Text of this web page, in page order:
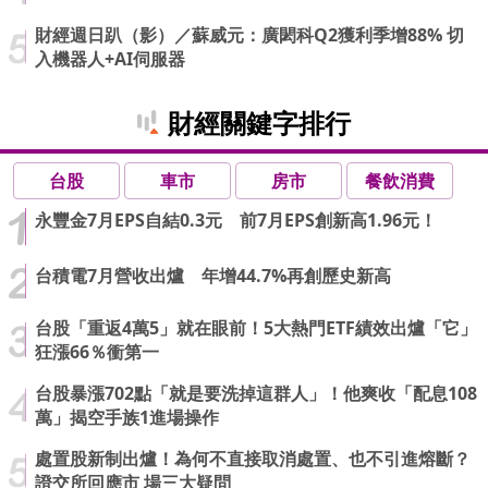
財經週日趴（影）／蘇威元：廣閎科Q2獲利季增88% 切
入機器人+AI伺服器
財經關鍵字排行
台股 車市 房市
餐飲消費
永豐金7月EPS自結0.3元 前7月EPS創新高1.96元！
台積電7月營收出爐 年增44.7%再創歷史新高
台股「重返4萬5」就在眼前！5大熱門ETF績效出爐「它」
狂漲66％衝第一
台股暴漲702點「就是要洗掉這群人」！他爽收「配息108
萬」揭空手族1進場操作
處置股新制出爐！為何不直接取消處置、也不引進熔斷？
證交所回應市 場三大疑問